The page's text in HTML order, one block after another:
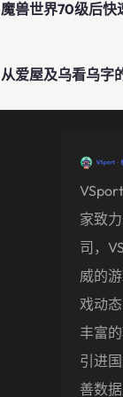
魔兽世界70级后快
从爱屋及乌看乌字
家致
司，
威的
戏动
丰富
引进
善数